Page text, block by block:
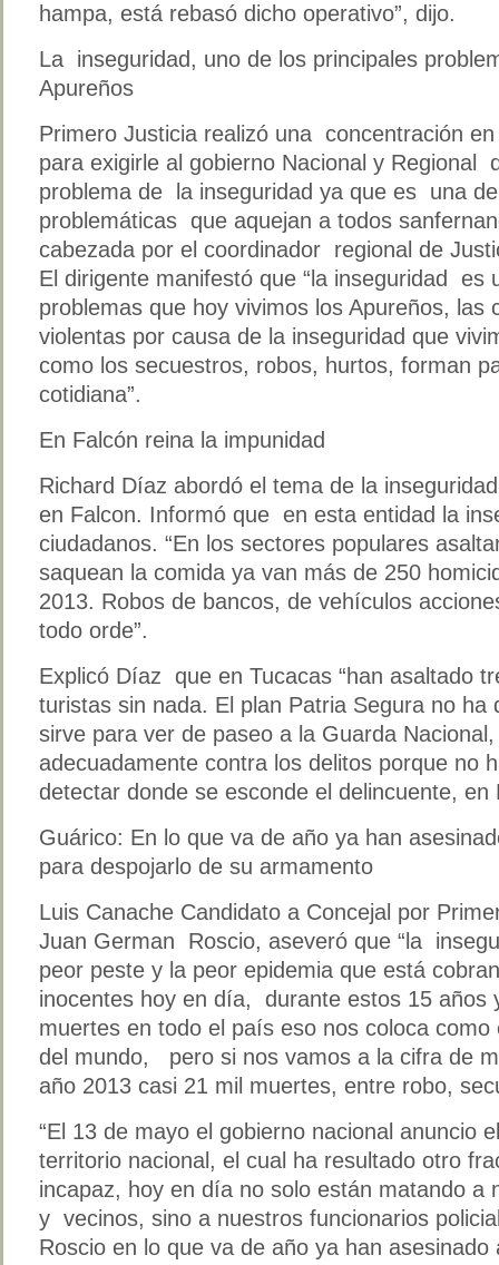
hampa, está rebasó dicho operativo”, dijo.
La inseguridad, uno de los principales
Apureños
Primero Justicia realizó una concentración
para exigirle al gobierno Nacional y Regional
problema de la inseguridad ya que es una
problemáticas que aquejan a todos
cabezada por el coordinador regional de
El dirigente manifestó que “la inseguridad es
problemas que hoy vivimos los Apureños,
violentas por causa de la inseguridad que
como los secuestros, robos, hurtos, forman
cotidiana”.
En Falcón reina la impunidad
Richard Díaz abordó el tema de la
en Falcon. Informó que en esta entidad la
ciudadanos. “En los sectores populares
saquean la comida ya van más de 250
2013. Robos de bancos, de vehículos
todo orde”.
Explicó Díaz que en Tucacas “han asaltado
turistas sin nada. El plan Patria Segura no ha
sirve para ver de paseo a la Guarda
adecuadamente contra los delitos porque no
detectar donde se esconde el delincuente, en
Guárico: En lo que va de año ya han
para despojarlo de su armamento
Luis Canache Candidato a Concejal por
Juan German Roscio, aseveró que “la
peor peste y la peor epidemia que está
inocentes hoy en día, durante estos 15 años
muertes en todo el país eso nos coloca
del mundo, pero si nos vamos a la cifra de
año 2013 casi 21 mil muertes, entre robo,
“El 13 de mayo el gobierno nacional anuncio
territorio nacional, el cual ha resultado otro
incapaz, hoy en día no solo están matando a
y vecinos, sino a nuestros funcionarios
Roscio en lo que va de año ya han